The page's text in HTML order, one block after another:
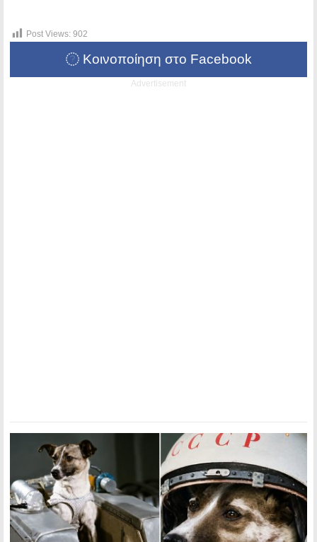
Post Views: 902
Κοινοποίηση στο Facebook
Advertisement